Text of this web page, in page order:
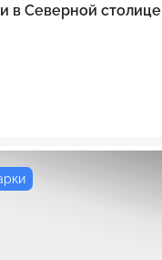
в Северной столице